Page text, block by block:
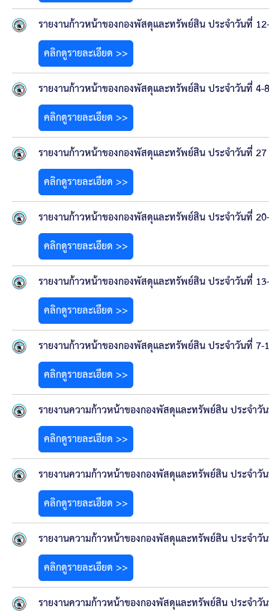
รายงานก้าวหน้าของกองพัสดุและทรัพย์สิน ประจำวันที่
คลิกดูรายละเอียด >>
รายงานก้าวหน้าของกองพัสดุและทรัพย์สิน ประจำวันที่
คลิกดูรายละเอียด >>
รายงานก้าวหน้าของกองพัสดุและทรัพย์สิน ประจำวันที่
คลิกดูรายละเอียด >>
รายงานก้าวหน้าของกองพัสดุและทรัพย์สิน ประจำวันที่
คลิกดูรายละเอียด >>
รายงานก้าวหน้าของกองพัสดุและทรัพย์สิน ประจำวันที่
คลิกดูรายละเอียด >>
รายงานก้าวหน้าของกองพัสดุและทรัพย์สิน ประจำวันที่ 7-
คลิกดูรายละเอียด >>
รายงานความก้าวหน้าของกองพัสดุและทรัพย์สิน ประจำ
คลิกดูรายละเอียด >>
รายงานความก้าวหน้าของกองพัสดุและทรัพย์สิน ประจำ
คลิกดูรายละเอียด >>
รายงานความก้าวหน้าของกองพัสดุและทรัพย์สิน ประจำ
คลิกดูรายละเอียด >>
รายงานความก้าวหน้าของกองพัสดุและทรัพย์สิน ประจำ